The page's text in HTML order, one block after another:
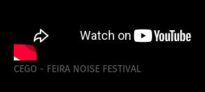
CEGO - FEIRA NOISE FESTIVAL